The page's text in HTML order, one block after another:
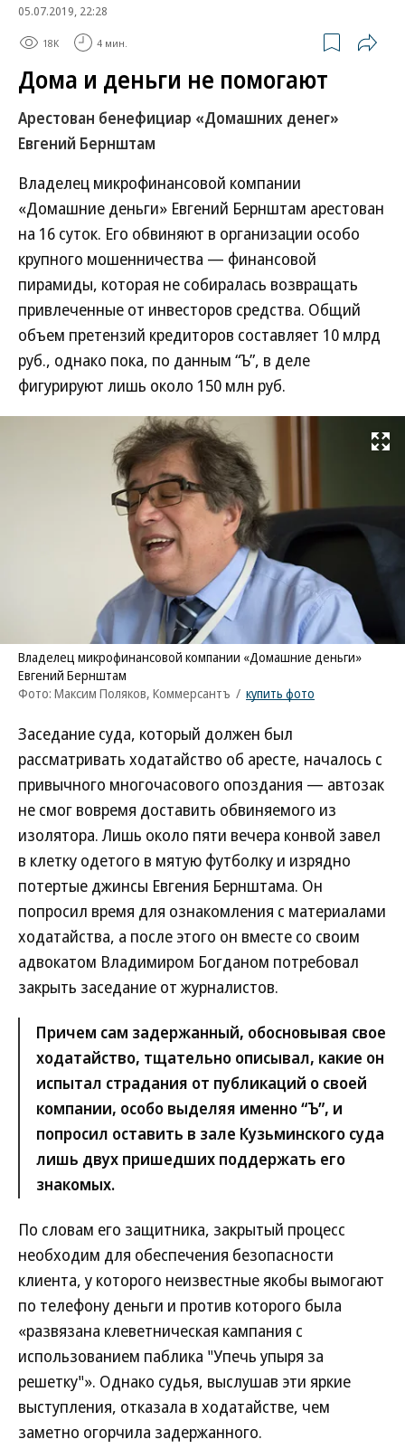
05.07.2019, 22:28
18K 4 мин.
Дома и деньги не помогают
Арестован бенефициар «Домашних денег»
Евгений Бернштам
Владелец микрофинансовой компании
«Домашние деньги» Евгений Бернштам арестован
на 16 суток. Его обвиняют в организации особо
крупного мошенничества — финансовой
пирамиды, которая не собиралась возвращать
привлеченные от инвесторов средства. Общий
объем претензий кредиторов составляет 10 млрд
руб., однако пока, по данным “Ъ”, в деле
фигурируют лишь около 150 млн руб.
Развернуть
Владелец микрофинансовой компании «Домашние деньги»
Евгений Бернштам
Фото: Максим Поляков, Коммерсантъ / купить фото
Заседание суда, который должен был
рассматривать ходатайство об аресте, началось с
привычного многочасового опоздания — автозак
не смог вовремя доставить обвиняемого из
изолятора. Лишь около пяти вечера конвой завел
в клетку одетого в мятую футболку и изрядно
потертые джинсы Евгения Бернштама. Он
попросил время для ознакомления с материалами
ходатайства, а после этого он вместе со своим
адвокатом Владимиром Богданом потребовал
закрыть заседание от журналистов.
Причем сам задержанный, обосновывая свое
ходатайство, тщательно описывал, какие он
испытал страдания от публикаций о своей
компании, особо выделяя именно “Ъ”, и
попросил оставить в зале Кузьминского суда
лишь двух пришедших поддержать его
знакомых.
По словам его защитника, закрытый процесс
необходим для обеспечения безопасности
клиента, у которого неизвестные якобы вымогают
по телефону деньги и против которого была
«развязана клеветническая кампания с
использованием паблика "Упечь упыря за
решетку"». Однако судья, выслушав эти яркие
выступления, отказала в ходатайстве, чем
заметно огорчила задержанного.